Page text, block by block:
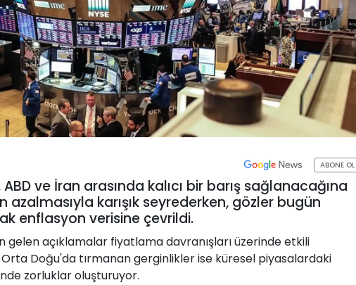
ABONE OL
ve İran arasında kalıcı bir barış sağlanacağına
azalmasıyla karışık seyrederken, gözler bugün
enflasyon verisine çevrildi.
gelen açıklamalar fiyatlama davranışları üzerinde etkili
Doğu'da tırmanan gerginlikler ise küresel piyasalardaki
zorluklar oluşturuyor.